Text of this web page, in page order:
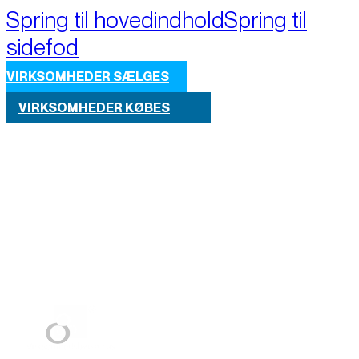
Spring til hovedindholdSpring til
sidefod
VIRKSOMHEDER SÆLGES
VIRKSOMHEDER KØBES